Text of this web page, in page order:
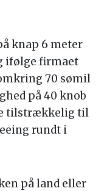
knap 6 meter
ifølge firmaet
70 sømil
på 40 knob
tilstrækkelig til
rundt i
på land eller